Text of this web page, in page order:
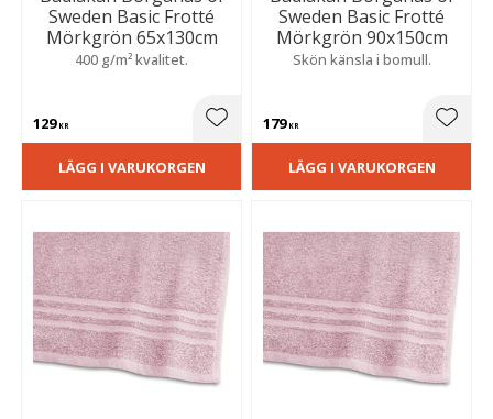
Sweden Basic Frotté
Mörkgrön 65x130cm
400 g/m² kvalitet.
129KR Lägg till i favoriter
LÄGG I VARUKORGEN
Sweden Basic Frotté
Mörkgrön 90x150cm
Skön känsla i bomull.
179KR
LÄGG I VARUKORGEN